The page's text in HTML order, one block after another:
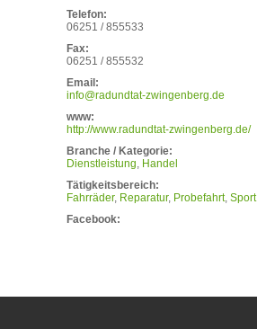
Telefon:
06251 / 855533
Fax:
06251 / 855532
Email:
info@radundtat-zwingenberg.de
www:
http://www.radundtat-zwingenberg.de/
Branche / Kategorie:
Dienstleistung
Handel
Tätigkeitsbereich:
Fahrräder Reparatur Probefahrt Sport
Facebook: